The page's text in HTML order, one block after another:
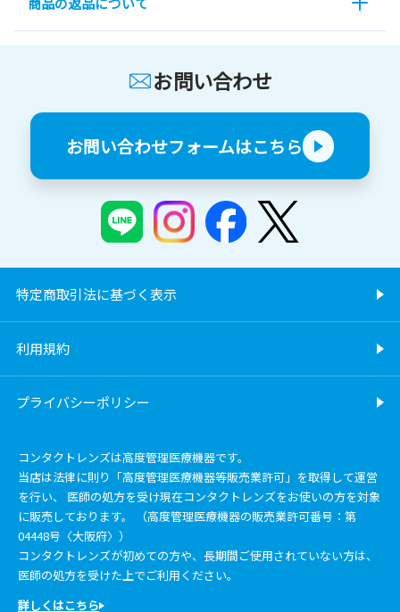
お問い合わせ
お問い合わせフォームはこちら
特定商取引法に基づく表示
利用規約
プライバシーポリシー
コンタクトレンズは高度管理医療機器です。
当店は法律に則り「高度管理医療機器等販売業許可」を取得して運営
を行い、 医師の処方を受け現在コンタクトレンズをお使いの方を対象
に販売しております。 （高度管理医療機器の販売業許可番号：第
04448号〈大阪府〉）
コンタクトレンズが初めての方や、長期間ご使用されていない方は、
医師の処方を受けた上でご利用ください。
詳しくはこちら